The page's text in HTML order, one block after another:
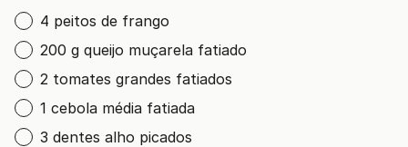
4 peitos de frango
200 g queijo muçarela fatiado
2 tomates grandes fatiados
1 cebola média fatiada
3 dentes alho picados